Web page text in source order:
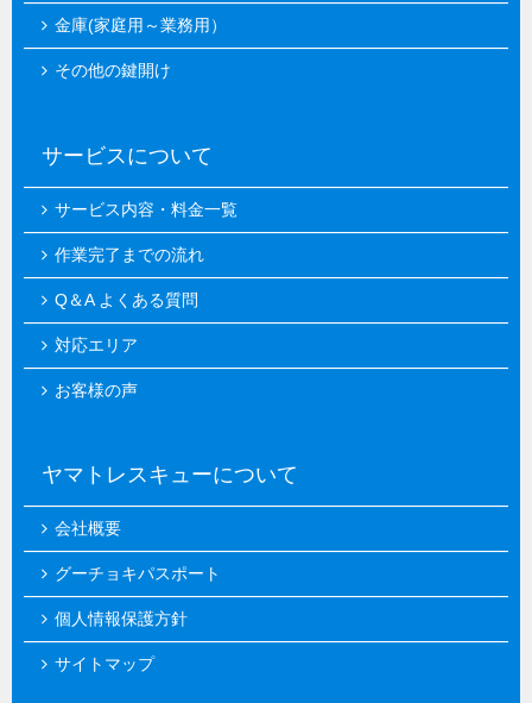
金庫(家庭用～業務用）
その他の鍵開け
サービスについて
サービス内容・料金一覧
作業完了までの流れ
Q＆A よくある質問
対応エリア
お客様の声
ヤマトレスキューについて
会社概要
グーチョキパスポート
個人情報保護方針
サイトマップ